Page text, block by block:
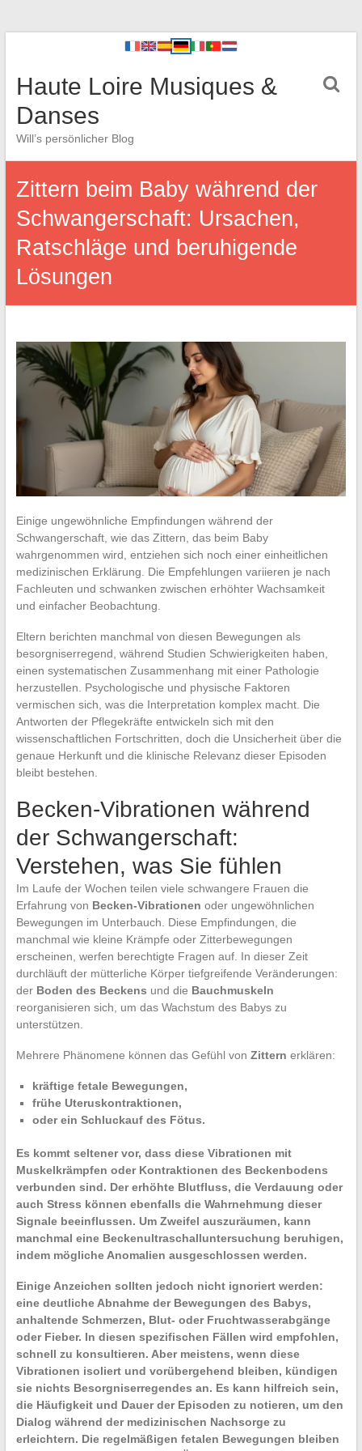
Haute Loire Musiques &
Danses
Will’s persönlicher Blog
Zittern beim Baby während der
Schwangerschaft: Ursachen,
Ratschläge und beruhigende
Lösungen
Einige ungewöhnliche Empfindungen während der
Schwangerschaft, wie das Zittern, das beim Baby
wahrgenommen wird, entziehen sich noch einer einheitlichen
medizinischen Erklärung. Die Empfehlungen variieren je nach
Fachleuten und schwanken zwischen erhöhter Wachsamkeit
und einfacher Beobachtung.
Eltern berichten manchmal von diesen Bewegungen als
besorgniserregend, während Studien Schwierigkeiten haben,
einen systematischen Zusammenhang mit einer Pathologie
herzustellen. Psychologische und physische Faktoren
vermischen sich, was die Interpretation komplex macht. Die
Antworten der Pflegekräfte entwickeln sich mit den
wissenschaftlichen Fortschritten, doch die Unsicherheit über die
genaue Herkunft und die klinische Relevanz dieser Episoden
bleibt bestehen.
Becken-Vibrationen während
der Schwangerschaft:
Verstehen, was Sie fühlen
Im Laufe der Wochen teilen viele schwangere Frauen die
Erfahrung von Becken-Vibrationen oder ungewöhnlichen
Bewegungen im Unterbauch. Diese Empfindungen, die
manchmal wie kleine Krämpfe oder Zitterbewegungen
erscheinen, werfen berechtigte Fragen auf. In dieser Zeit
durchläuft der mütterliche Körper tiefgreifende Veränderungen:
der Boden des Beckens und die Bauchmuskeln
reorganisieren sich, um das Wachstum des Babys zu
unterstützen.
Mehrere Phänomene können das Gefühl von Zittern erklären:
kräftige fetale Bewegungen,
frühe Uteruskontraktionen,
oder ein Schluckauf des Fötus.
Es kommt seltener vor, dass diese Vibrationen mit
Muskelkrämpfen oder Kontraktionen des Beckenbodens
verbunden sind. Der erhöhte Blutfluss, die Verdauung oder
auch Stress können ebenfalls die Wahrnehmung dieser
Signale beeinflussen. Um Zweifel auszuräumen, kann
manchmal eine Beckenultraschalluntersuchung beruhigen,
indem mögliche Anomalien ausgeschlossen werden.
Einige Anzeichen sollten jedoch nicht ignoriert werden:
eine deutliche Abnahme der Bewegungen des Babys,
anhaltende Schmerzen, Blut- oder Fruchtwasserabgänge
oder Fieber. In diesen spezifischen Fällen wird empfohlen,
schnell zu konsultieren. Aber meistens, wenn diese
Vibrationen isoliert und vorübergehend bleiben, kündigen
sie nichts Besorgniserregendes an. Es kann hilfreich sein,
die Häufigkeit und Dauer der Episoden zu notieren, um den
Dialog während der medizinischen Nachsorge zu
erleichtern. Die regelmäßigen fetalen Bewegungen bleiben